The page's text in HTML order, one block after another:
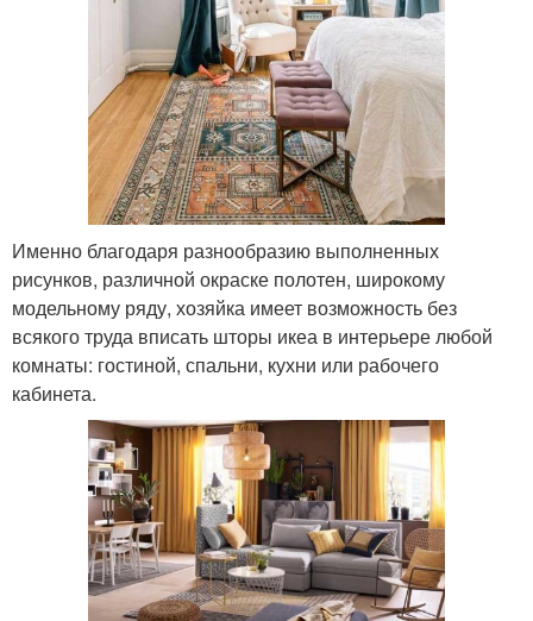
Именно благодаря разнообразию выполненных
рисунков, различной окраске полотен, широкому
модельному ряду, хозяйка имеет возможность без
всякого труда вписать шторы икеа в интерьере любой
комнаты: гостиной, спальни, кухни или рабочего
кабинета.